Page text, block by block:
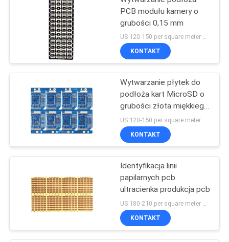
Podłoże MEMS
Substrat IoT
PCB modułu kamery o
grubości 0,15 mm
US 120-150 per square meter MOQ:10 metrów kwadratowych
KONTAKT
Wytwarzanie płytek do
podłoża kart MicroSD o
grubości złota miękkiego
i złota twardego 0,6 mmUS 120-150 per square meter MOQ:100 kawałków
KONTAKT
Identyfikacja linii
papilarnych pcb
ultracienka produkcja pcb
KONTAKT